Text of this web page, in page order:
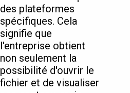
des plateformes
spécifiques. Cela
signifie que
l'entreprise obtient
non seulement la
possibilité d'ouvrir le
fichier et de visualiser